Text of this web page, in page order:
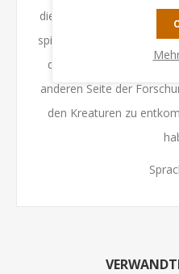
die Ziele des Szenarios
spielen Sie mehrere
durch und versuchen
anderen Seite der
den Kreaturen zu